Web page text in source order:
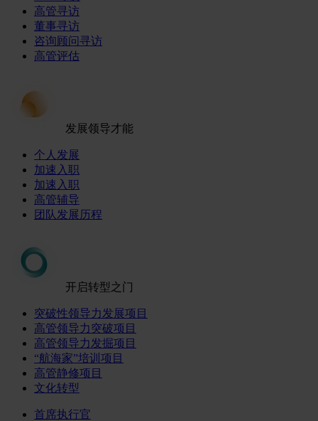
高管寻访
董事寻访
咨询顾问寻访
高管评估
发展领导才能
个人发展
加速入职
加速入职
高管辅导
团队发展历程
开启转型之门
突破性领导力发展项目
高管领导力突破项目
高管领导力发掘项目
“航海家”培训项目
高管静修项目
文化转型
首席执行官